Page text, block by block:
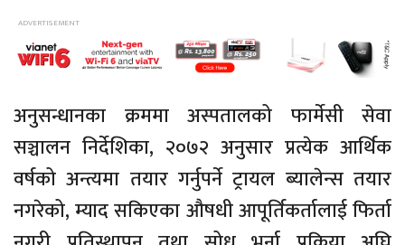
अनुसन्धानका क्रममा अस्पतालको फार्मेसी सेवा
सञ्चालन निर्देशिका, २०७२ अनुसार प्रत्येक आर्थिक
वर्षको अन्त्यमा तयार गर्नुपर्ने ट्रायल ब्यालेन्स तयार
नगरेको, म्याद सकिएका औषधी आपूर्तिकर्तालाई फिर्ता